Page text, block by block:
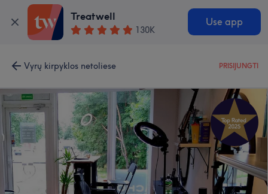
Treatwell
130K
Use app
Vyrų kirpyklos netoliese PRISIJUNGTI